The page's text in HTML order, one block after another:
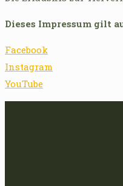
Dieses Impressum gilt
Facebook
Instagram
YouTube